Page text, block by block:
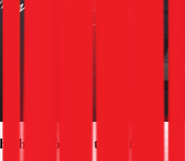
khiến sò lạnh tủ lạnh bị